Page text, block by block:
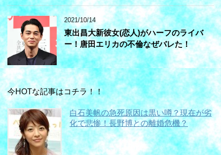
2021/10/14
東出昌大新彼女(恋人)がハーフのライバ
ー！唐田エリカの不倫なぜバレた！
今HOTな記事はコチラ！！
白石美帆の急死原因は黒い噂？現在が劣
化で悲惨！長野博との離婚危機？